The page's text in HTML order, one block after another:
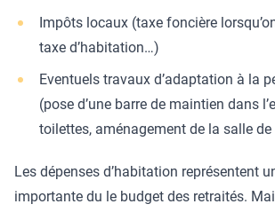
Impôts locaux (taxe foncière
taxe d’habitation…)
Eventuels travaux d’adaptation à la
(pose d’une barre de maintien dans
toilettes, aménagement de la salle
Les dépenses d’habitation représentent
importante du le budget des retraités.